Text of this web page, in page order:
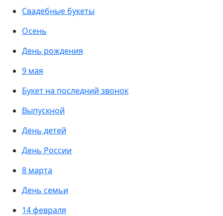
Свадебные букеты
Осень
День рождения
9 мая
Букет на последний звонок
Выпускной
День детей
День России
8 марта
День семьи
14 февраля